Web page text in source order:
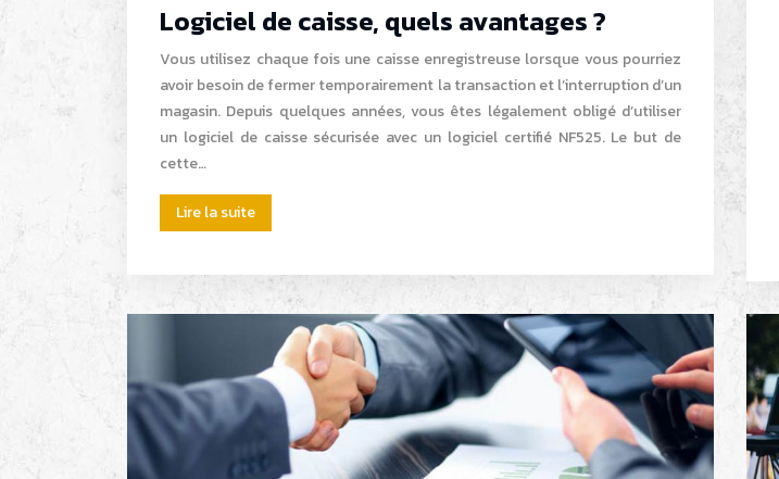
Logiciel de caisse, quels avantages ?
Vous utilisez chaque fois une caisse enregistreuse lorsque vous pourriez
avoir besoin de fermer temporairement la transaction et l’interruption d’un
magasin. Depuis quelques années, vous êtes légalement obligé d’utiliser
un logiciel de caisse sécurisée avec un logiciel certifié NF525. Le but de
cette…
Lire la suite